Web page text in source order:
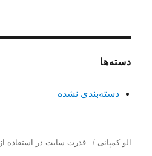
دسته‌ها
دسته‌بندی نشده
الو کمپانی قدرت سایت در استفاده از WordPress